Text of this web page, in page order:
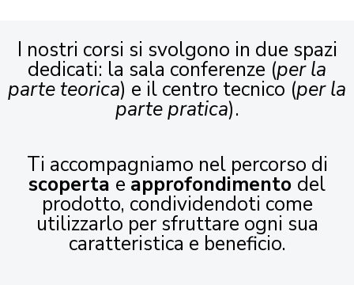
I nostri corsi si svolgono in due spazi
dedicati: la sala conferenze (per la
parte teorica) e il centro tecnico (per la
parte pratica).
Ti accompagniamo nel percorso di
scoperta e approfondimento del
prodotto, condividendoti come
utilizzarlo per sfruttare ogni sua
caratteristica e beneficio.